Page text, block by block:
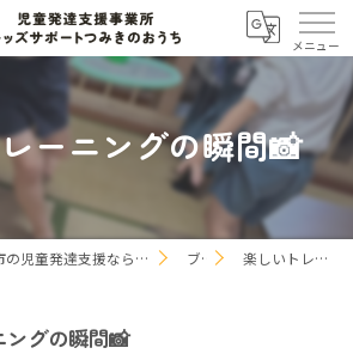
ーニングの瞬間📸
鹿児島県薩摩川内市の児童発達支援なら児童発達支援事業所 キッズサポートつみきのおうち ブログ 楽しいトレーニングの瞬間📸
グの瞬間📸